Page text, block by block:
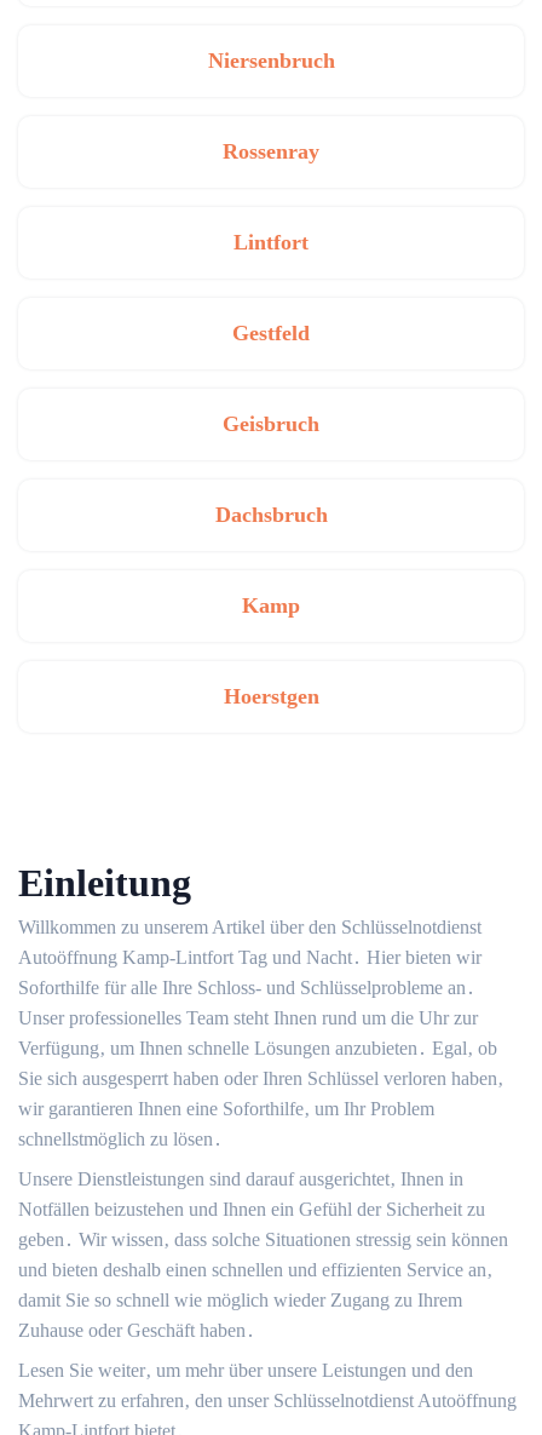
Niersenbruch
Rossenray
Lintfort
Gestfeld
Geisbruch
Dachsbruch
Kamp
Hoerstgen
Einleitung
Willkommen zu unserem Artikel über den Schlüsselnotdienst
Autoöffnung Kamp-Lintfort Tag und Nacht․ Hier bieten wir
Soforthilfe für alle Ihre Schloss- und Schlüsselprobleme an․
Unser professionelles Team steht Ihnen rund um die Uhr zur
Verfügung‚ um Ihnen schnelle Lösungen anzubieten․ Egal‚ ob
Sie sich ausgesperrt haben oder Ihren Schlüssel verloren haben‚
wir garantieren Ihnen eine Soforthilfe‚ um Ihr Problem
schnellstmöglich zu lösen․
Unsere Dienstleistungen sind darauf ausgerichtet‚ Ihnen in
Notfällen beizustehen und Ihnen ein Gefühl der Sicherheit zu
geben․ Wir wissen‚ dass solche Situationen stressig sein können
und bieten deshalb einen schnellen und effizienten Service an‚
damit Sie so schnell wie möglich wieder Zugang zu Ihrem
Zuhause oder Geschäft haben․
Lesen Sie weiter‚ um mehr über unsere Leistungen und den
Mehrwert zu erfahren‚ den unser Schlüsselnotdienst Autoöffnung
Kamp-Lintfort bietet․